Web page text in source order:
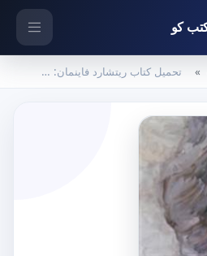
تحميل كتاب ريتشارد فاينمان: حياته في العلم PDF تأليف لورانس كروس مجانا [كامل]